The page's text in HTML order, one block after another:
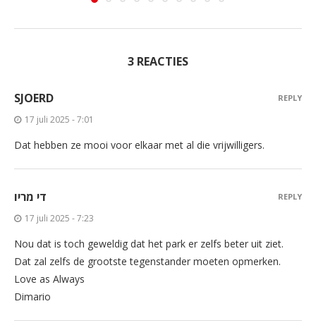
3 REACTIES
SJOERD
17 juli 2025 - 7:01
Dat hebben ze mooi voor elkaar met al die vrijwilligers.
REPLY
די מריו
17 juli 2025 - 7:23
Nou dat is toch geweldig dat het park er zelfs beter uit ziet.
Dat zal zelfs de grootste tegenstander moeten opmerken.
Love as Always
Dimario
REPLY